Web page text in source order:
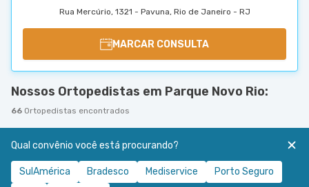
Rua Mercúrio, 1321 - Pavuna, Rio de Janeiro - RJ
MARCAR CONSULTA
Nossos Ortopedistas em Parque Novo Rio:
66 Ortopedistas encontrados
Qual convênio você está procurando?
SulAmérica Bradesco Mediservice
Porto Seguro